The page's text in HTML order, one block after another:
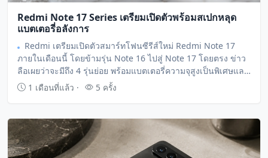
Redmi Note 17 Series เตรียมเปิดตัวพร้อมสเปกหลุด
แบตเตอรี่อลังการ
Redmi เตรียมเปิดตัวสมาร์ทโฟนซีรีส์ใหม่ Redmi Note 17
ภายในเดือนนี้ โดยข้ามรุ่น Note 16 ไปสู่ Note 17 โดยตรง ข่าว
ลือเผยว่าจะมีถึง 4 รุ่นย่อย พร้อมแบตเตอรี่ความจุสูงเป็นพิเศษและ
สเปกที่น่าสนใจ
1 เดือนที่แล้ว · 5 ครั้ง